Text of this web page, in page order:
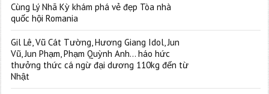
Cùng Lý Nhã Kỳ khám phá vẻ đẹp Tòa nhà
quốc hội Romania
Gil Lê, Vũ Cát Tường, Hương Giang Idol, Jun
Vũ, Jun Phạm, Phạm Quỳnh Anh… háo hức
thưởng thức cá ngừ đại dương 110kg đến từ
Nhật